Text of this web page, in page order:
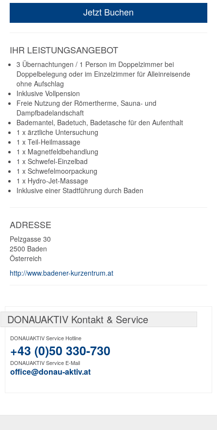
Jetzt Buchen
IHR LEISTUNGSANGEBOT
3 Übernachtungen / 1 Person im Doppelzimmer bei
Doppelbelegung oder im Einzelzimmer für Alleinreisende
ohne Aufschlag
Inklusive Vollpension
Freie Nutzung der Römertherme, Sauna- und
Dampfbadelandschaft
Bademantel, Badetuch, Badetasche für den Aufenthalt
1 x ärztliche Untersuchung
1 x Teil-Heilmassage
1 x Magnetfeldbehandlung
1 x Schwefel-Einzelbad
1 x Schwefelmoorpackung
1 x Hydro-Jet-Massage
Inklusive einer Stadtführung durch Baden
ADRESSE
Pelzgasse 30
2500 Baden
Österreich
http://www.badener-kurzentrum.at
DONAUAKTIV Kontakt & Service
DONAUAKTIV Service Hotline
+43 (0)50 330-730
DONAUAKTIV Service E-Mail
office@donau-aktiv.at